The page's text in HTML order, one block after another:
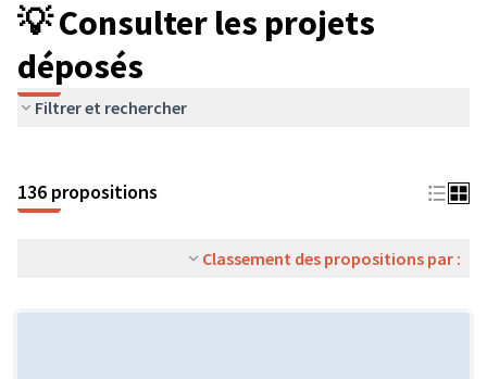
💡 Consulter les projets
déposés
Filtrer et rechercher
136 propositions
Classement des propositions par :